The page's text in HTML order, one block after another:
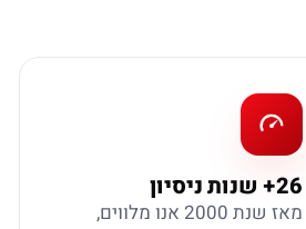
26+ שנות ניסיון
מאז שנת 2000 אנו מלווים,